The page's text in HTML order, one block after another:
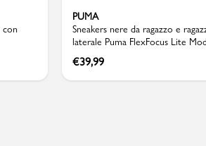
con
PUMA
Sneakers nere da ragazzo e
laterale Puma FlexFocus Lite
€39,99